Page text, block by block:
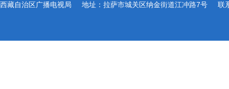
西藏自治区广播电视局 地址：拉萨市城关区纳金街道江冲路7号 联